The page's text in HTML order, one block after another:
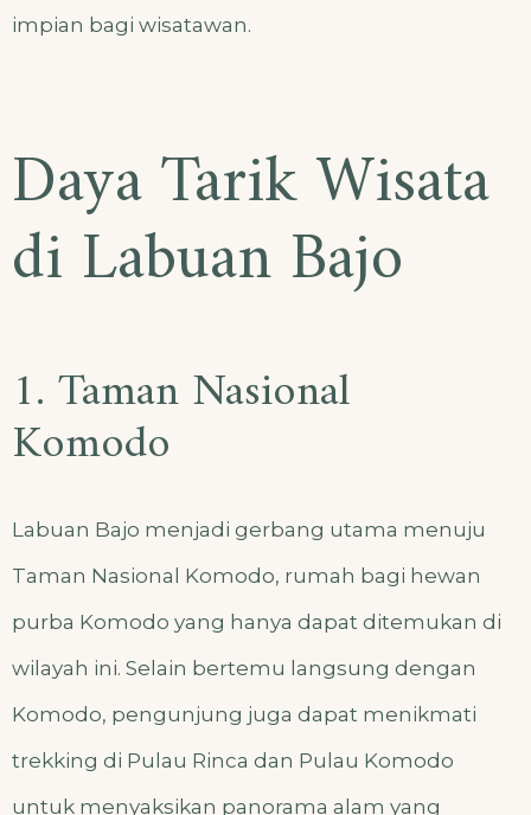
impian bagi wisatawan.
Daya Tarik Wisata
di Labuan Bajo
1. Taman Nasional
Komodo
Labuan Bajo menjadi gerbang utama menuju
Taman Nasional Komodo, rumah bagi hewan
purba Komodo yang hanya dapat ditemukan di
wilayah ini. Selain bertemu langsung dengan
Komodo, pengunjung juga dapat menikmati
trekking di Pulau Rinca dan Pulau Komodo
untuk menyaksikan panorama alam yang